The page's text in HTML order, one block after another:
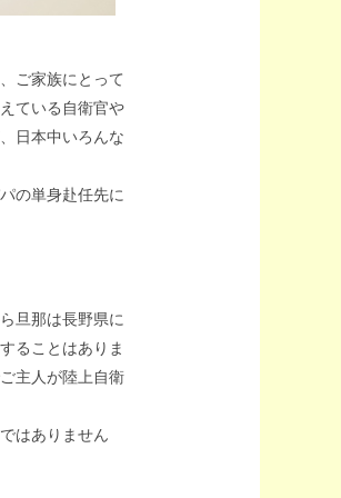
ご家族にとって
ている自衛官や
日本中いろんな
の単身赴任先に
旦那は長野県に
ることはありま
主人が陸上自衛
はありません